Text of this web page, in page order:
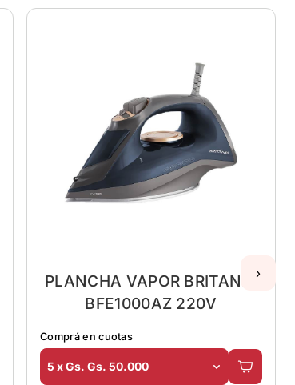
PLANCHA VAPOR BRITANIA
BFE1000AZ 220V
Comprá en cuotas
5 x Gs. Gs. 50.000
›